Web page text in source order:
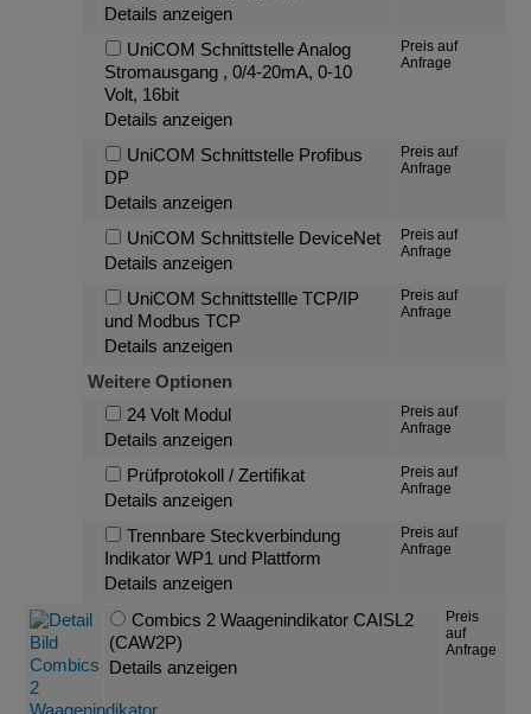
Details anzeigen
UniCOM Schnittstelle Analog
Stromausgang , 0/4-20mA, 0-10
Volt, 16bit
Details anzeigen
Preis auf
Anfrage
UniCOM Schnittstelle Profibus
DP
Details anzeigen
Preis auf
Anfrage
UniCOM Schnittstelle DeviceNet
Details anzeigen
Preis auf
Anfrage
UniCOM Schnittstellle TCP/IP
und Modbus TCP
Details anzeigen
Preis auf
Anfrage
Weitere Optionen
24 Volt Modul
Details anzeigen
Preis auf
Anfrage
Prüfprotokoll / Zertifikat
Details anzeigen
Preis auf
Anfrage
Trennbare Steckverbindung
Indikator WP1 und Plattform
Details anzeigen
Preis auf
Anfrage
Combics 2 Waagenindikator CAISL2
(CAW2P)
Details anzeigen
Preis
auf
Anfrage